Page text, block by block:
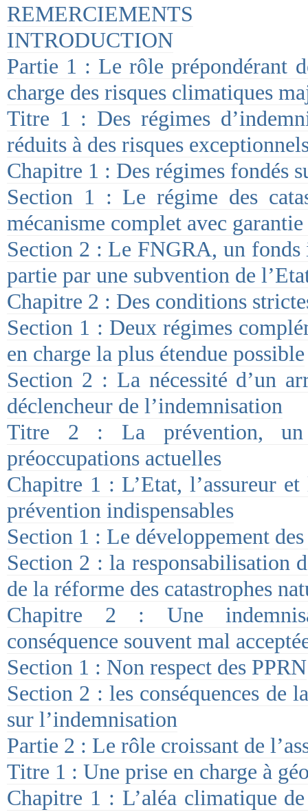
REMERCIEMENTS
INTRODUCTION
Partie 1 : Le rôle prépondérant
charge des risques climatiques
Titre 1 : Des régimes
réduits à des risques
Chapitre 1 : Des régimes fondés
Section 1 : Le régime des
mécanisme complet avec
Section 2 : Le FNGRA, un fonds
partie par une subvention de
Chapitre 2 : Des conditions
Section 1 : Deux régimes
en charge la plus étendue possible
Section 2 : La nécessité d’un
déclencheur de l’indemnisation
Titre 2 : La prévention, un
préoccupations actuelles
Chapitre 1 : L’Etat, l’assureur et
prévention indispensables
Section 1 : Le développement
Section 2 : la responsabilisation
de la réforme des catastrophes
Chapitre 2 : Une
conséquence souvent mal
Section 1 : Non respect des PPRN
Section 2 : les conséquences de
sur l’indemnisation
Partie 2 : Le rôle croissant de
Titre 1 : Une prise en charge à
Chapitre 1 : L’aléa climatique